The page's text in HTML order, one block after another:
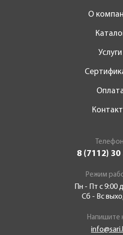
О
Услуги
8 (7112) 30
Режим
Пн - Пт с 9:00
Сб - Вс
Напишите